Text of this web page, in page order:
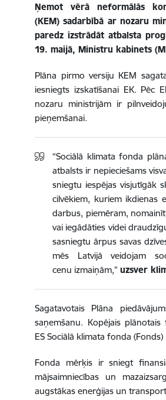
Ņemot vērā neformālās
(KEM) sadarbībā ar nozaru
paredz izstrādāt atbalsta
19. maijā, Ministru kabinets
Plāna pirmo versiju KEM
iesniegts izskatīšanai EK. Pēc
nozaru ministrijām ir
pieņemšanai.
“Sociālā klimata fonda
atbalsts ir nepieciešams
sniegtu iespējas visjutīgāk
cilvēkiem, kuriem ikdienas
darbus, piemēram,
vai iegādāties videi
sasniegtu ārpus savas
mēs Latvijā veidojam
cenu izmaiņām,”uzsver
Sagatavotais Plāna
saņemšanu. Kopējais
ES Sociālā klimata fonda (Fonds)
Fonda mērķis ir sniegt
mājsaimniecības un
augstākas enerģijas un